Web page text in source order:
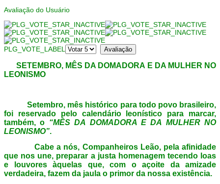
Avaliação do Usuário
PLG_VOTE_LABEL
SETEMBRO, MÊS DA DOMADORA E DA MULHER NO
LEONISMO
Setembro, mês histórico para todo povo brasileiro,
foi reservado pelo calendário leonístico para marcar,
também, o “MÊS DA DOMADORA E DA MULHER NO
LEONISMO”.
Cabe a nós, Companheiros Leão, pela afinidade
que nos une, preparar a justa homenagem tecendo loas
e louvores àquelas que, com o açoite da amizade
verdadeira, fazem da jaula o primor da nossa existência.